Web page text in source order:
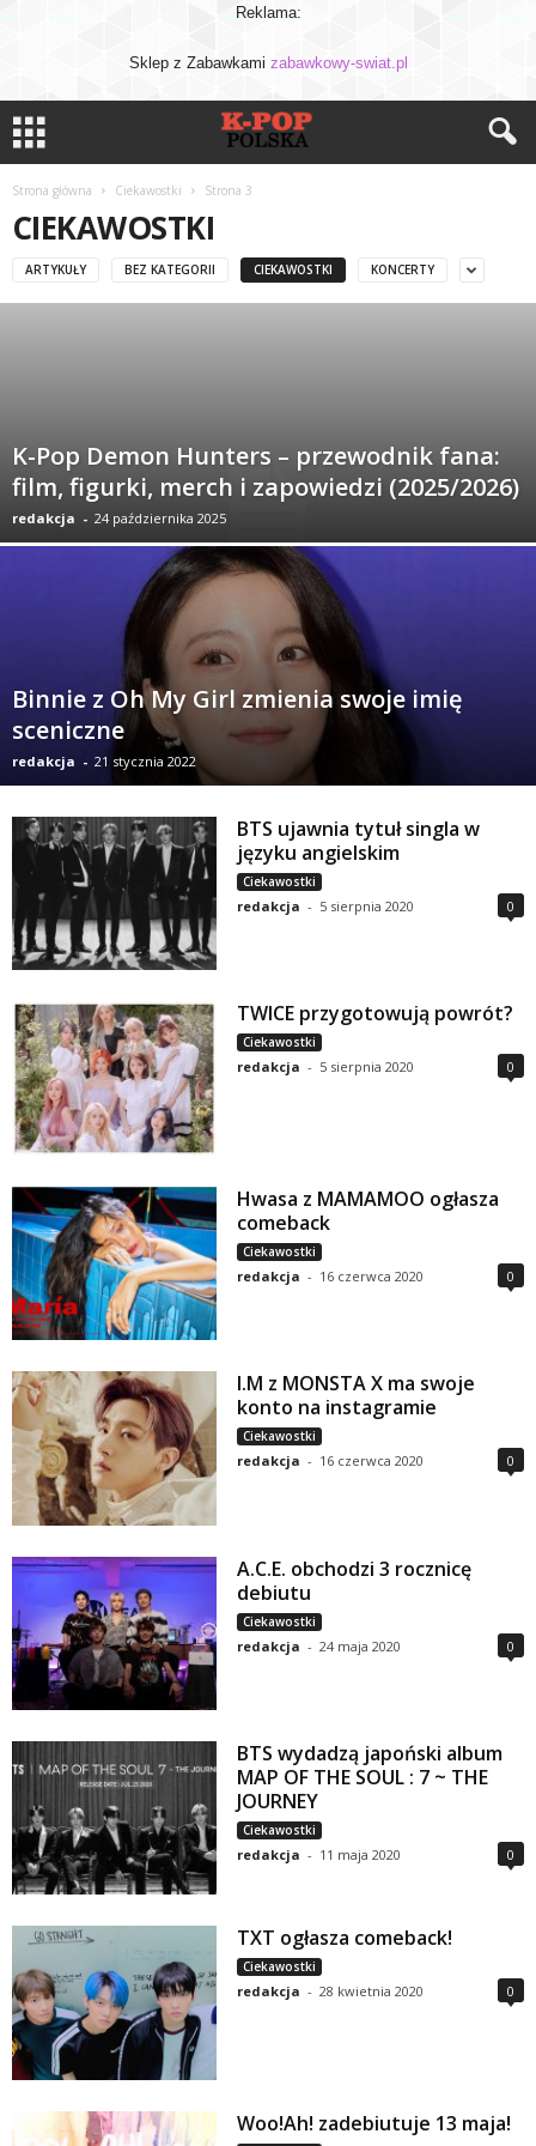
Reklama:
Sklep z Zabawkami zabawkowy-swiat.pl
Strona główna Ciekawostki Strona 3
CIEKAWOSTKI
ARTYKUŁY BEZ KATEGORII CIEKAWOSTKI KONCERTY
K-Pop Demon Hunters – przewodnik fana:
film, figurki, merch i zapowiedzi (2025/2026)
redakcja - 24 października 2025
Binnie z Oh My Girl zmienia swoje imię
sceniczne
redakcja - 21 stycznia 2022
BTS ujawnia tytuł singla w
języku angielskim
Ciekawostki
redakcja - 5 sierpnia 2020 0
TWICE przygotowują powrót?
Ciekawostki
redakcja - 5 sierpnia 2020 0
Hwasa z MAMAMOO ogłasza
comeback
Ciekawostki
redakcja - 16 czerwca 2020 0
I.M z MONSTA X ma swoje
konto na instagramie
Ciekawostki
redakcja - 16 czerwca 2020 0
A.C.E. obchodzi 3 rocznicę
debiutu
Ciekawostki
redakcja - 24 maja 2020 0
BTS wydadzą japoński album
MAP OF THE SOUL : 7 ~ THE
JOURNEY
Ciekawostki
redakcja - 11 maja 2020 0
TXT ogłasza comeback!
Ciekawostki
redakcja - 28 kwietnia 2020 0
Woo!Ah! zadebiutuje 13 maja!